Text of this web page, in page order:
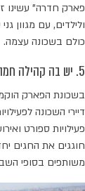
פארק חדרה" עשינו
ולילדים, עם מגוון
כולם בשכונה עצמה.
5. יש בה קהילה חמה ומעורבת
בשכונת הפארק
דיירי השכונה
פעילויות ספורט
חוגגים את החגים
משותפים בסופי